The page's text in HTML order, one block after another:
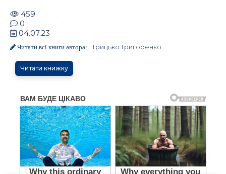
459
0
04.07.23
Читати всі книги автора: Грицько Григоренко
Читати книжку